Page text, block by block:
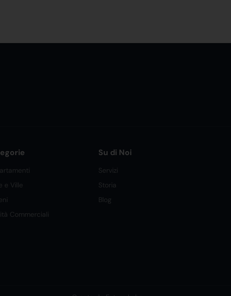
e Ville
Commerciali
Su di Noi
Servizi
Storia
Blog